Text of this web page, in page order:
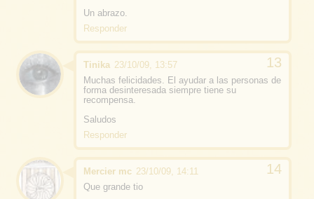
Un abrazo.
Responder
Tinika 23/10/09, 13:57
Muchas felicidades. El ayudar a las personas de
forma desinteresada siempre tiene su
recompensa.
Saludos
Responder
Mercier mc 23/10/09, 14:11
Que grande tio